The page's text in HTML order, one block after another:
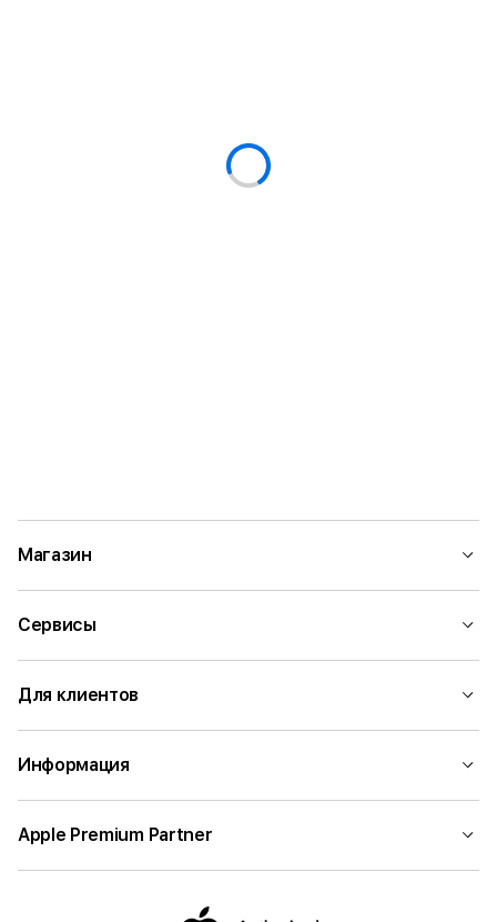
Магазин
Сервисы
Для клиентов
Информация
Apple Premium Partner